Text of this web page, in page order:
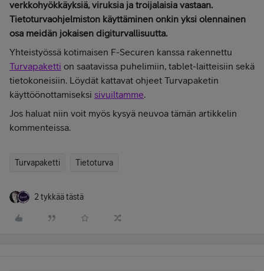
verkkohyökkäyksiä, viruksia ja troijalaisia vastaan.
Tietoturvaohjelmiston käyttäminen onkin yksi olennainen
osa meidän jokaisen digiturvallisuutta.
Yhteistyössä kotimaisen F-Securen kanssa rakennettu
Turvapaketti on saatavissa puhelimiin, tablet-laitteisiin sekä
tietokoneisiin. Löydät kattavat ohjeet Turvapaketin
käyttöönottamiseksi sivuiltamme.
Jos haluat niin voit myös kysyä neuvoa tämän artikkelin
kommenteissa.
Turvapaketti Tietoturva
2 tykkää tästä